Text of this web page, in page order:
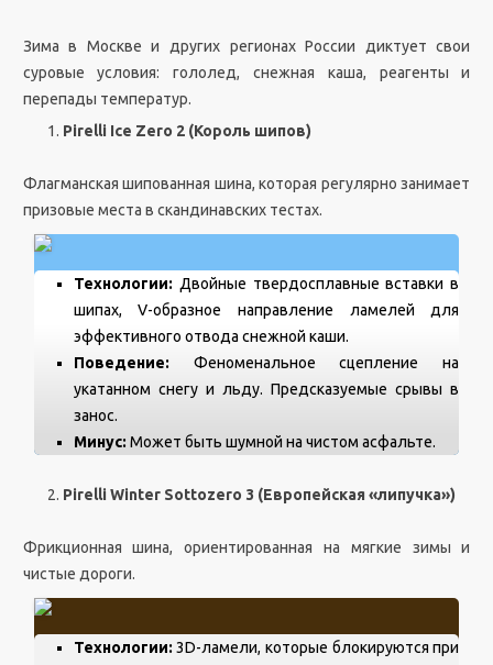
Зима в Москве и других регионах России диктует свои
суровые условия: гололед, снежная каша, реагенты и
перепады температур.
Pirelli Ice Zero 2 (Король шипов)
Флагманская шипованная шина, которая регулярно занимает
призовые места в скандинавских тестах.
Технологии: Двойные твердосплавные вставки в
шипах, V-образное направление ламелей для
эффективного отвода снежной каши.
Поведение:Феноменальное сцепление на
укатанном снегу и льду. Предсказуемые срывы в
занос.
Минус: Может быть шумной на чистом асфальте.
Pirelli Winter Sottozero 3 (Европейская «липучка»)
Фрикционная шина, ориентированная на мягкие зимы и
чистые дороги.
Технологии: 3D-ламели, которые блокируются при